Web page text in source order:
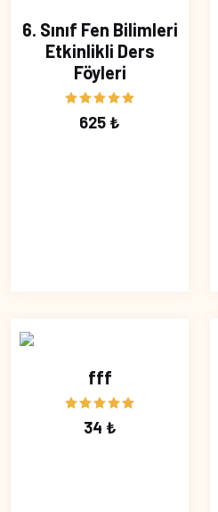
6. Sınıf Fen Bilimleri
Etkinlikli Ders
Föyleri
625 ₺
fff
34 ₺